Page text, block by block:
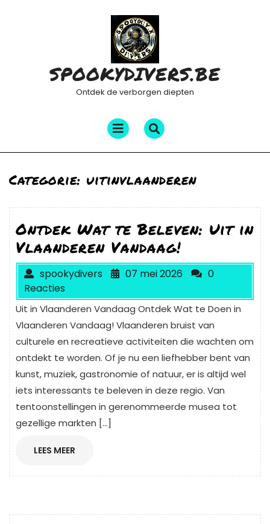
SPOOKYDIVERS.BE
Ontdek de verborgen diepten
Menu
openen
Categorie: uitinvlaanderen
Ontdek Wat te Beleven: Uit in
Vlaanderen Vandaag!
spookydivers 07 mei 2026
0
Reacties
Uit in Vlaanderen Vandaag Ontdek Wat te Doen in
Vlaanderen Vandaag! Vlaanderen bruist van
culturele en recreatieve activiteiten die wachten om
ontdekt te worden. Of je nu een liefhebber bent van
kunst, muziek, gastronomie of natuur, er is altijd wel
iets interessants te beleven in deze regio. Van
tentoonstellingen in gerenommeerde musea tot
gezellige markten […]
LEES MEER